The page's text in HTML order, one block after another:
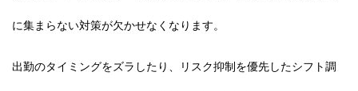
に集まらない対策が欠かせなくなります。
出勤のタイミングをズラしたり 、 リスク抑制を優先したシフト調